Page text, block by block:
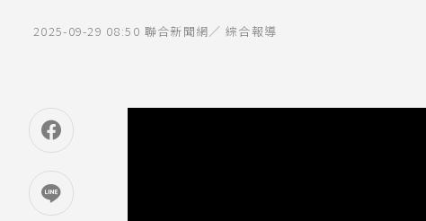
2025-09-29 08:50 聯合新聞網／ 綜合報導